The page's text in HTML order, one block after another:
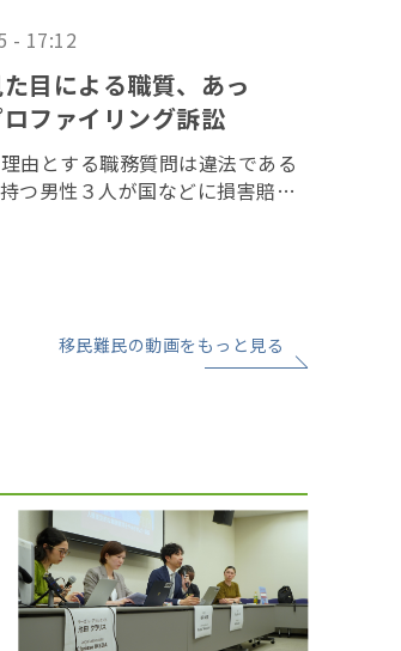
- 17:12
目による職質、あっ
ファイリング訴訟
由とする職務質問は違法である
つ男性３人が国などに損害賠償
移民難民の動画をもっと見る